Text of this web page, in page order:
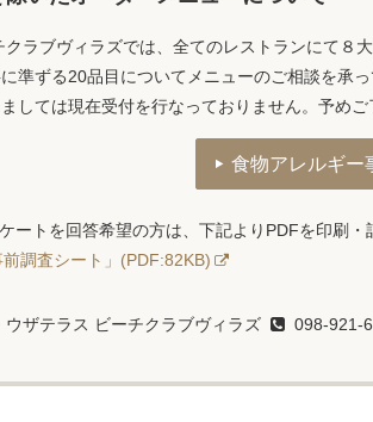
ラブヴィラズでは、全てのレストランにて８
準ずる20品目についてメニューのご相談を承
しては現在受付を行なっておりません。予めご
食物アレルギー
ートを回答希望の方は、下記よりPDFを印刷・
前調査シート」(PDF:82KB)
ウザテラス ビーチクラブヴィラズ 098-921-